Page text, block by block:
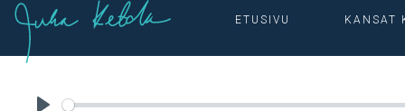
ETUSIVU KANSAT
ETUSIVU